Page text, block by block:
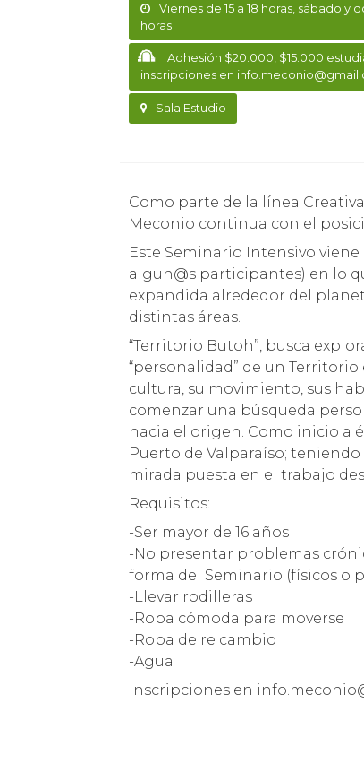
Viernes de 15 a 18 horas, sábado y
horas
Adhesión $20.000, $15.000
inscripciones en
Sala Estudio
Como parte de la línea Creativa y concerniente a formación, la Agrupación Cultural
Meconio continua con el
Este Seminario Intensivo
algun@s participantes) en lo
expandida alrededor del
distintas áreas.
“Territorio Butoh”, busca
“personalidad” de un
cultura, su movimiento, sus
comenzar una búsqueda
hacia el origen. Como inicio a
Puerto de Valparaíso;
mirada puesta en el trabajo
Requisitos:
-Ser mayor de 16 años
-No presentar problemas
forma del Seminario (físicos o
-Llevar rodilleras
-Ropa cómoda para moverse
-Ropa de re cambio
-Agua
Inscripciones en